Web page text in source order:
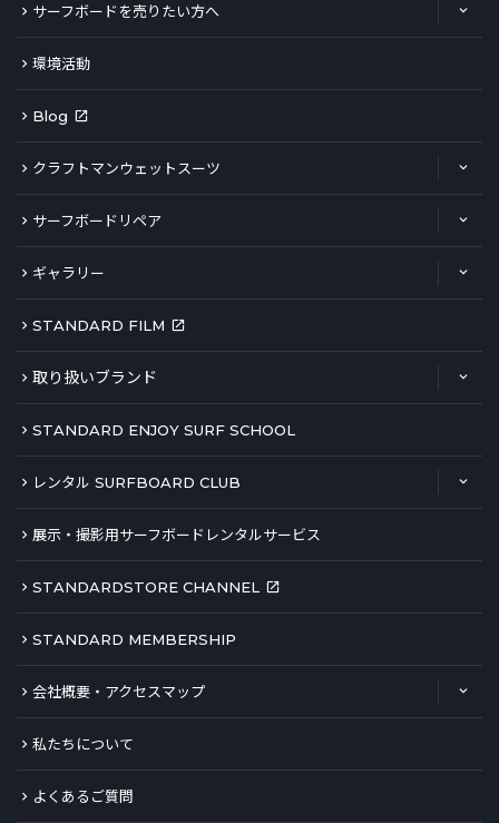
サーフボードを売りたい方へ
環境活動
Blog
クラフトマンウェットスーツ
サーフボードリペア
ギャラリー
STANDARD FILM
取り扱いブランド
STANDARD ENJOY SURF SCHOOL
レンタル SURFBOARD CLUB
展示・撮影用サーフボードレンタルサービス
STANDARDSTORE CHANNEL
STANDARD MEMBERSHIP
会社概要・アクセスマップ
私たちについて
よくあるご質問